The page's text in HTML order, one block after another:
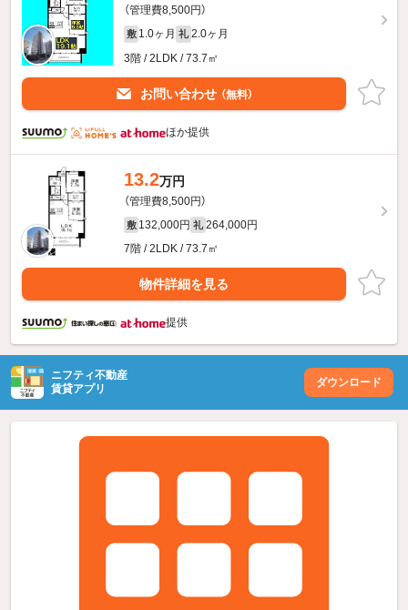
（管理費8,500円）
敷 1.0ヶ月 礼 2.0ヶ月
3階 / 2LDK / 73.7㎡
お問い合わせ （無料）
ほか提供
13.2万円
（管理費8,500円）
敷 132,000円 礼 264,000円
7階 / 2LDK / 73.7㎡
物件詳細を見る
提供
ニフティ不動産
賃貸アプリ
ダウンロード